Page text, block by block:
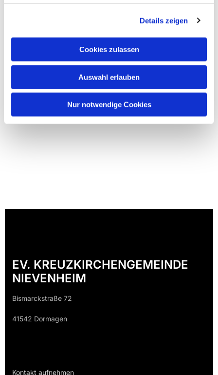
Details zeigen
Cookies zulassen
Auswahl erlauben
Nur notwendige Cookies
EV. KREUZKIRCHENGEMEINDE
NIEVENHEIM
Bismarckstraße 72
41542 Dormagen
Kontakt aufnehmen